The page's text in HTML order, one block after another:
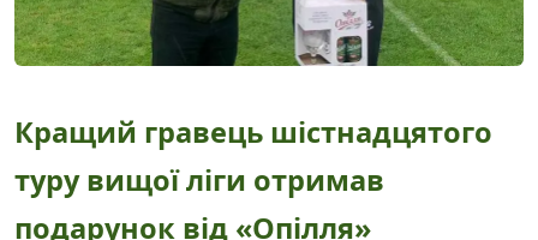
Кращий гравець шістнадцятого
туру вищої ліги отримав
подарунок від «Опілля»